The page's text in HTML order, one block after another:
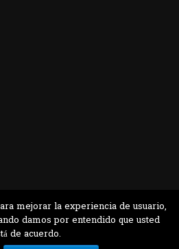
mejorar la experiencia de usuario,
damos por entendido que usted
de acuerdo.